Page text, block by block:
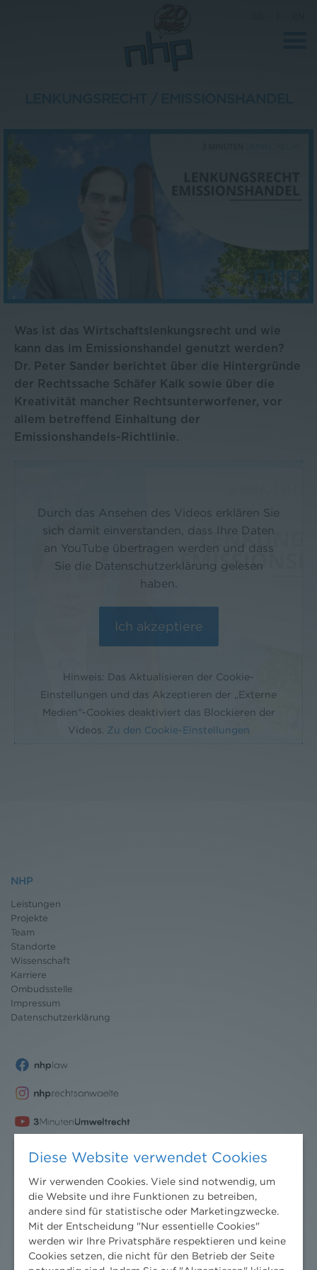
Kontakt
Was ist das Wirtschaftslenkungsrecht und wie
kann das im Emissionshandel genutzt werden?
Dr. Peter Sander berichtet über die Hintergründe
der Rechtssache Schäfer Kalk sowie über die
Kreativität mancher Rechtsunterworfener, vor
allem betreffend Einhaltung der
Emissionshandels-Richtlinie.
Durch das Ansehen des Videos erklären Sie
sich damit einverstanden, dass Ihre Daten
an YouTube übertragen werden und dass
Sie die Datenschutzerklärung gelesen
haben.
Hinweis: Das Aktualisieren der Cookie-
Einstellungen und das Akzeptieren der „Externe
Medien“-Cookies deaktiviert das Blockieren der
Videos. Zu den Cookie-Einstellungen
NHP
Leistungen
Projekte
Team
Standorte
Wissenschaft
Karriere
Ombudsstelle
Impressum
Datenschutzerklärung
Nachrichten
Diese Website verwendet Cookies
Wir verwenden Cookies. Viele sind notwendig, um
die Website und ihre Funktionen zu betreiben,
andere sind für statistische oder Marketingzwecke.
Mit der Entscheidung "Nur essentielle Cookies"
werden wir Ihre Privatsphäre respektieren und keine
Cookies setzen, die nicht für den Betrieb der Seite